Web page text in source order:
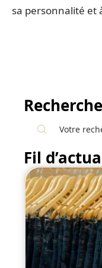
sa personnalité et
Recherche
Fil